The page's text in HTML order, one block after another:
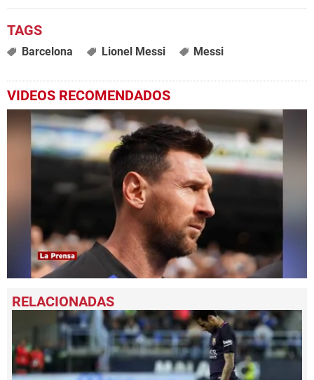
Barcelona Lionel Messi Messi
VIDEOS RECOMENDADOS
seconds
of
minute,
seconds